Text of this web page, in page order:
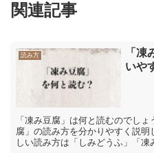
関連記事
読み方
「
いや
「凍み豆腐」は何と読むのでし
腐」の読み方を分かりやすく説
しい読み方は「しみどうふ」「